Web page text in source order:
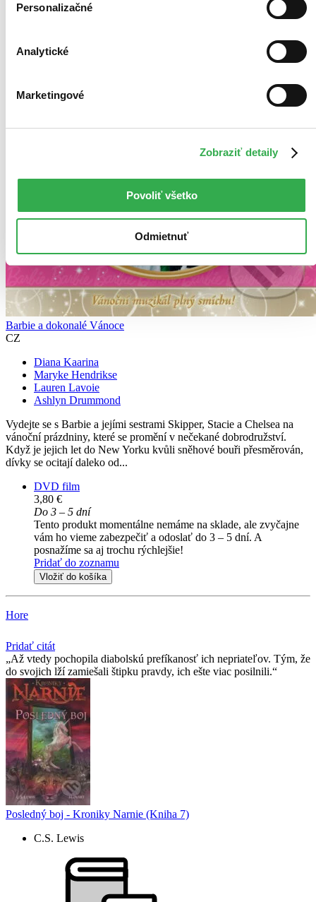
Personalizačné
Analytické
Marketingové
Zobraziť detaily
Povoliť všetko
Odmietnuť
Barbie a dokonalé Vánoce
CZ
Diana Kaarina
Maryke Hendrikse
Lauren Lavoie
Ashlyn Drummond
Vydejte se s Barbie a jejími sestrami Skipper, Stacie a Chelsea na
vánoční prázdniny, které se promění v nečekané dobrodružství.
Když je jejich let do New Yorku kvůli sněhové bouři přesměrován,
dívky se ocitají daleko od...
DVD film
3,80 €
Do 3 – 5 dní
Tento produkt momentálne nemáme na sklade, ale zvyčajne
vám ho vieme zabezpečiť a odoslať do 3 – 5 dní. A
posnažíme sa aj trochu rýchlejšie!
Pridať do zoznamu
Vložiť do košíka
Hore
Pridať citát
Až vtedy pochopila diabolskú prefíkanosť ich nepriateľov. Tým, že
do svojich lží zamiešali štipku pravdy, ich ešte viac posilnili.
Posledný boj - Kroniky Narnie (Kniha 7)
C.S. Lewis